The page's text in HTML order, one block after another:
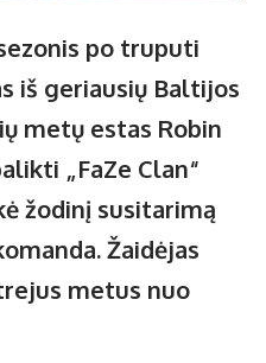
po truputi
iš geriausių Baltijos
metų estas Robin
„FaZe Clan“
žodinį susitarimą
Žaidėjas
metus nuo